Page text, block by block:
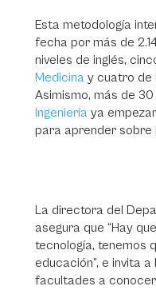
Esta metodología
fecha por más de
niveles de inglés,
Medicina y cuatro de
Asimismo, más de
Ingeniería ya
para aprender sobre
La directora del
asegura que “Hay
tecnología, tenemos
educación”, e invita
facultades a